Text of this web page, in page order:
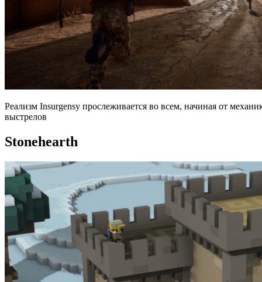
Реализм Insurgensy прослеживается во всем, начиная от
выстрелов
Stonehearth